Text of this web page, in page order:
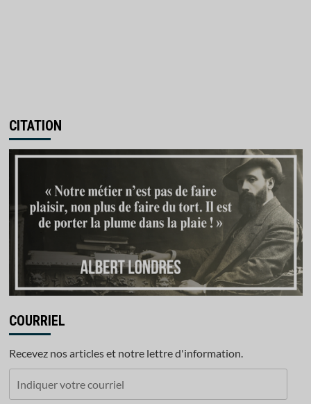
CITATION
COURRIEL
Recevez nos articles et notre lettre d'information.